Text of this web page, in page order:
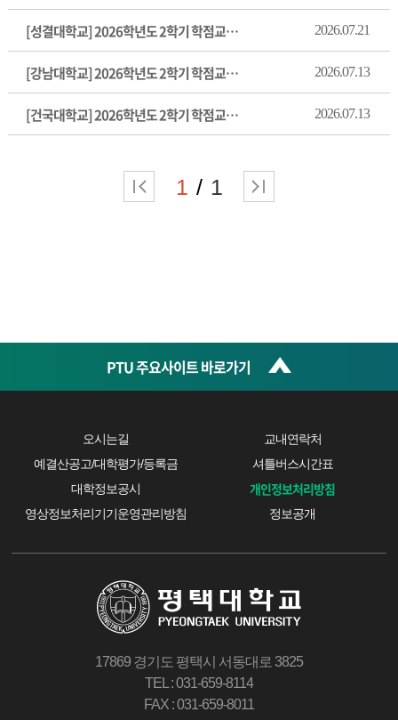
[성결대학교] 2026학년도 2학기 학점교류 안내 2026.07.21
[강남대학교] 2026학년도 2학기 학점교류 안내(기간변경) 2026.07.13
[건국대학교] 2026학년도 2학기 학점교류 안내 2026.07.13
1 1
PTU 주요사이트 바로가기
오시는길
교내연락처
예결산공고/대학평가/등록금
셔틀버스시간표
대학정보공시
개인정보처리방침
영상정보처리기기운영관리방침 정보공개
17869 경기도 평택시 서동대로 3825
TEL : 031-659-8114
FAX : 031-659-8011